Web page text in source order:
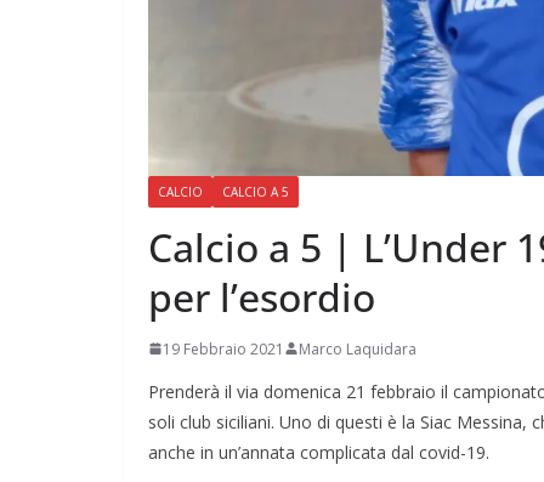
CALCIO CALCIO A 5
Calcio a 5 | L’Under
per l’esordio
19 Febbraio 2021 Marco Laquidara
Prenderà il via domenica 21 febbraio il
soli club siciliani. Uno di questi è la Siac
anche in un’annata complicata dal covid-19.